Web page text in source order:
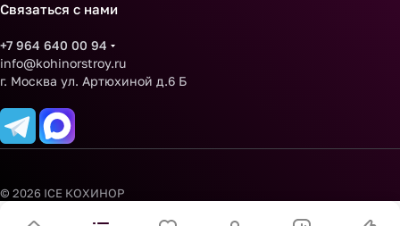
Связаться с нами
+7 964 640 00 94
info@kohinorstroy.ru
г. Москва ул. Артюхиной д.6 Б
© 2026 ICE КОХИНОР